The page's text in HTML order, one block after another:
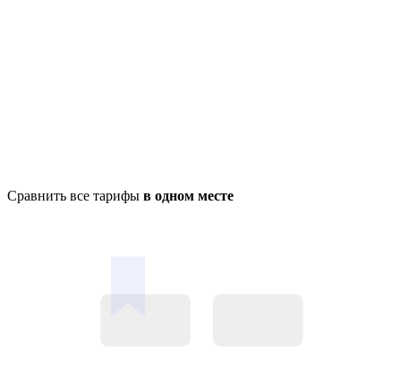
Сравнить все тарифы в одном месте